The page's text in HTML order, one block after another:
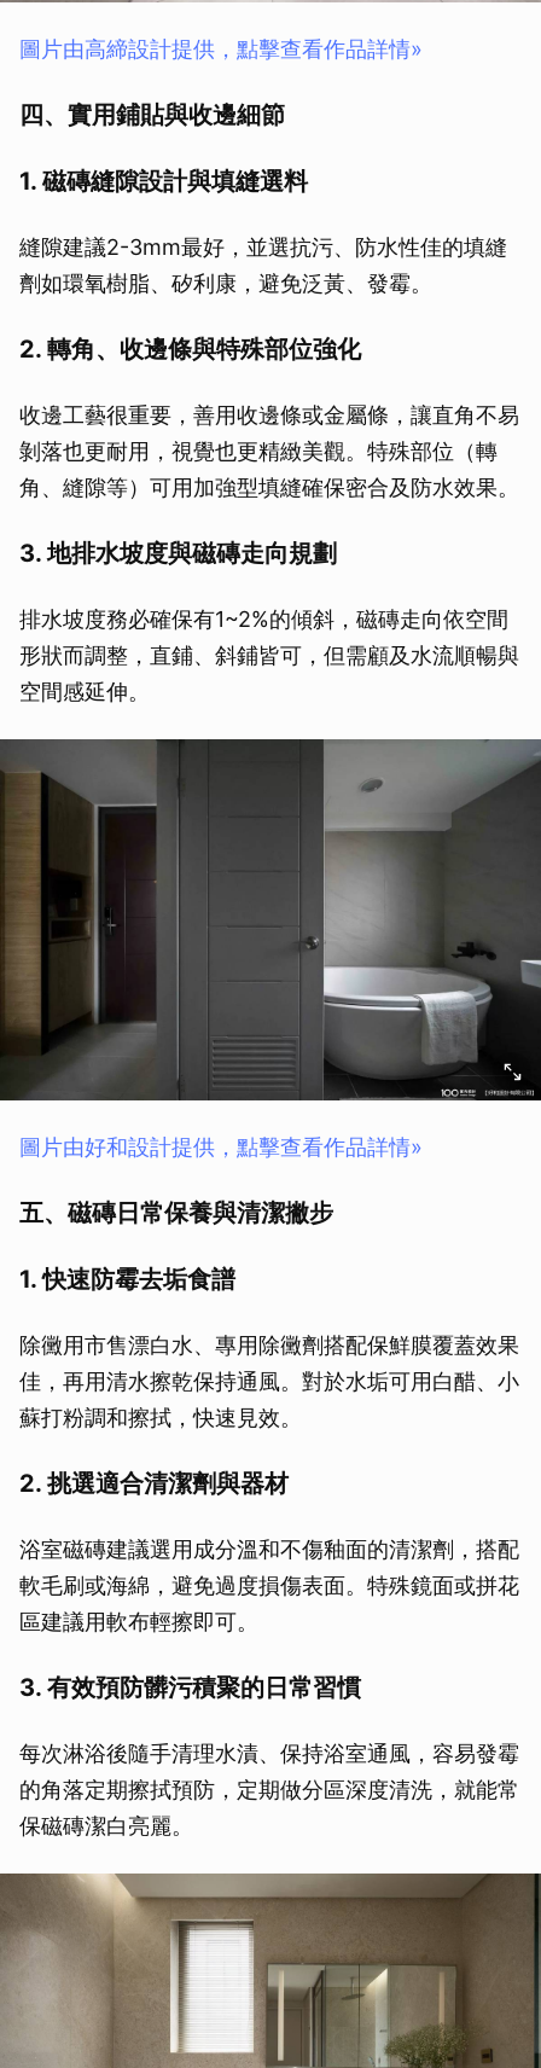
圖片由高締設計提供，點擊查看作品詳情»
四、實用鋪貼與收邊細節
1. 磁磚縫隙設計與填縫選料
縫隙建議2-3mm最好，並選抗污、防水性佳的填縫
劑如環氧樹脂、矽利康，避免泛黃、發霉。
2. 轉角、收邊條與特殊部位強化
收邊工藝很重要，善用收邊條或金屬條，讓直角不易
剝落也更耐用，視覺也更精緻美觀。特殊部位（轉
角、縫隙等）可用加強型填縫確保密合及防水效果。
3. 地排水坡度與磁磚走向規劃
排水坡度務必確保有1~2%的傾斜，磁磚走向依空間
形狀而調整，直鋪、斜鋪皆可，但需顧及水流順暢與
空間感延伸。
圖片由好和設計提供，點擊查看作品詳情»
五、磁磚日常保養與清潔撇步
1. 快速防霉去垢食譜
除黴用市售漂白水、專用除黴劑搭配保鮮膜覆蓋效果
佳，再用清水擦乾保持通風。對於水垢可用白醋、小
蘇打粉調和擦拭，快速見效。
2. 挑選適合清潔劑與器材
浴室磁磚建議選用成分溫和不傷釉面的清潔劑，搭配
軟毛刷或海綿，避免過度損傷表面。特殊鏡面或拼花
區建議用軟布輕擦即可。
3. 有效預防髒污積聚的日常習慣
每次淋浴後隨手清理水漬、保持浴室通風，容易發霉
的角落定期擦拭預防，定期做分區深度清洗，就能常
保磁磚潔白亮麗。